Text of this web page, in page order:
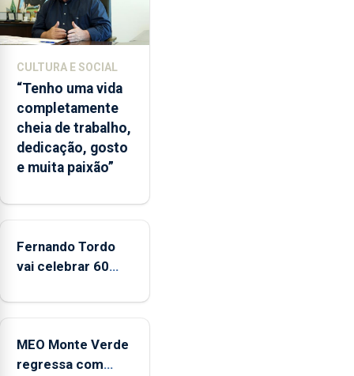
o
início
da
época
balnear
CULTURA E SOCIAL
“Tenho uma vida
completamente
cheia de trabalho,
dedicação, gosto
e muita paixão”
Fernando Tordo
vai celebrar 60
no Coliseu
MEO Monte Verde
regressa com